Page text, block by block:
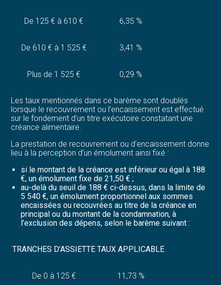
De 125 € à 610 € 6,35 %
De 610 € à 1 525 € 3,41 %
Plus de 1 525 € 0,29 %
Les taux mentionnés dans ce barème sont doublés
lorsque le recouvrement ou l’encaissement est effectué
sur le fondement d’un titre exécutoire constatant une
créance alimentaire.
La prestation de recouvrement ou d’encaissement donne
lieu à la perception d’un émolument ainsi fixé :
si le montant de la créance est inférieur ou égal à 188
€, un émolument fixe de 21,50 € ;
au-delà du seuil de 188 € ci-dessus, dans la limite de
5 540 €, un émolument proportionnel aux sommes
encaissées ou recouvrées au titre de la créance en
principal ou du montant de la condamnation, à
l’exclusion des dépens, selon le barème suivant :
TRANCHES D’ASSIETTE TAUX APPLICABLE
De 0 à 125 € 11,73 %